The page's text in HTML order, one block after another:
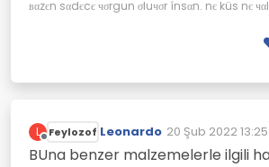
вαzєn sαdєcє чσrgun σluчσr ínsαn. nє küs nє
L
Çevrimdışı
Feylozof Leonardo 20 Şub 2022 13:25
Son düzenleyen:
BUna benzer malzemelerle ilgili